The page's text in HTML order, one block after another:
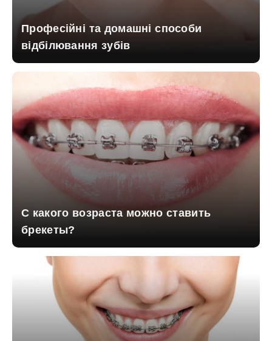
Професійні та домашні способи
відбілювання зубів
С какого возраста можно ставить
брекеты?